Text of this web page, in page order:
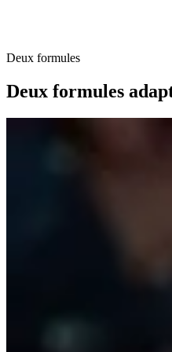
Deux formules
Deux formules